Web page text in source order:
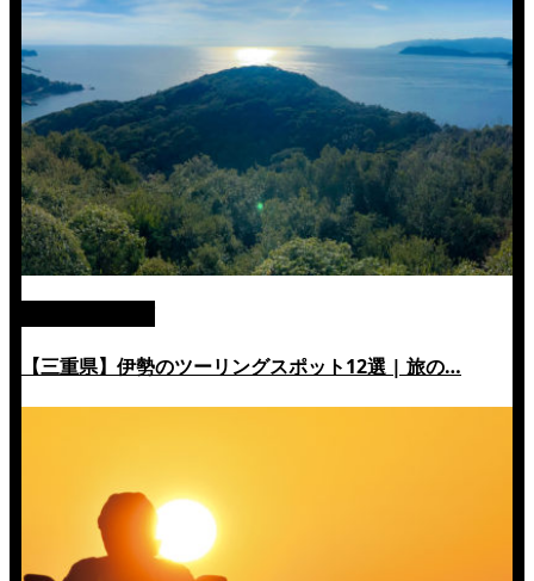
【三重県】伊勢のツーリングスポット12選 | 旅の…